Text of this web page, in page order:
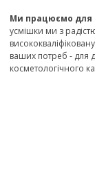
Ми працюємо для
усмішки ми з
ваших потреб - для
косметологічного